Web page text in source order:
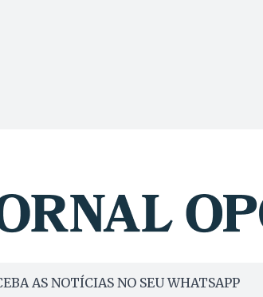
AS NOTÍCIAS NO SEU WHATSAPP